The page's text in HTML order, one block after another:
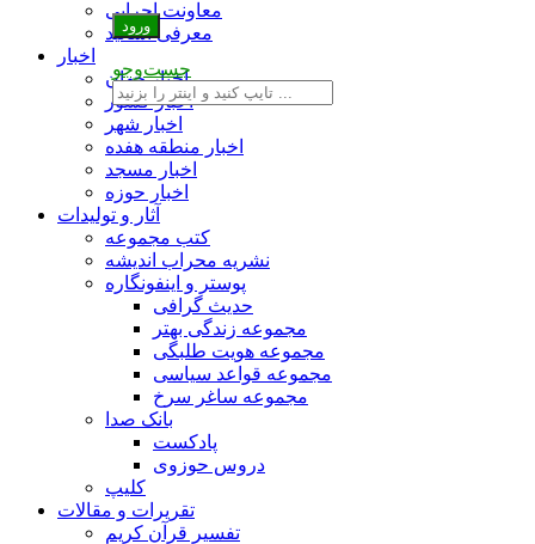
معاونت اجرایی
معرفی اساتید
اخبار
اخبار جهان
اخبار کشور
اخبار شهر
اخبار منطقه هفده
اخبار مسجد
اخبار حوزه
آثار و تولیدات
کتب مجموعه
نشریه محراب اندیشه
پوستر و اینفونگاره
حدیث گرافی
مجموعه زندگی بهتر
مجموعه هویت طلبگی
مجموعه قواعد سیاسی
مجموعه ساغر سرخ
بانک صدا
پادکست
دروس حوزوی
کلیپ
تقریرات و مقالات
تفسیر قرآن کریم
جست‌وجو